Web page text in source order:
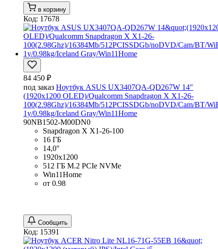
в корзину
Код: 17678
84 450 ₽
под заказ Ноутбук ASUS UX3407QA-QD267W 14"
(1920x1200 OLED)/Qualcomm Snapdragon X X1-26-
100(2.98Ghz)/16384Mb/512PCISSDGb/noDVD/Cam/BT/
1y/0.98kg/Iceland Gray/Win11Home
90NB1502-M00DN0
Snapdragon X X1-26-100
16 ГБ
14,0''
1920x1200
512 ГБ M.2 PCIe NVMe
Win11Home
от 0.98
Сообщить
Код: 15391